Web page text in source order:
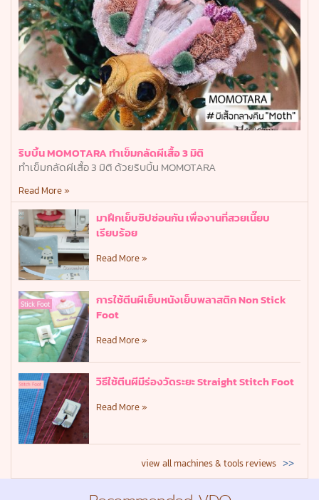
ริบบิ้น MOMOTARA ทำเข็มกลัดผีเสื้อ 3 มิติ
ทำเข็มกลัดผีเสื้อ 3 มิติ ด้วยริบบิ้น MOMOTARA
Read More »
มาฝึกเย็บซิปซ่อนกัน เพื่องานที่สวยเนี๊ยบ
เรียบร้อย
Read More »
การใช้ตีนผีเย็บหนังเย็บพลาสติก Non Stick
Foot
Read More »
วิธีใช้ตีนผีมีร่องวัดระยะ Straight Stitch Foot
Read More »
view all machines & tools reviews >>